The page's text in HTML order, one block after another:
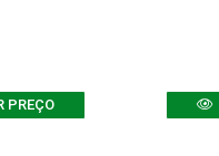
PREÇO